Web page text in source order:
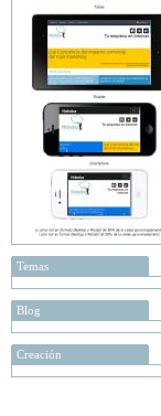
Temas
Blog
Creación